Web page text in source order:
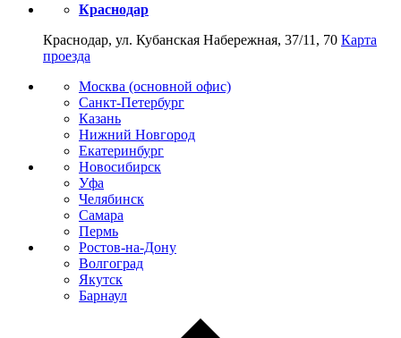
Краснодар
Краснодар, ул. Кубанская Набережная, 37/11, 70 Карта
проезда
Москва (основной офис)
Санкт-Петербург
Казань
Нижний Новгород
Екатеринбург
Новосибирск
Уфа
Челябинск
Самара
Пермь
Ростов-на-Дону
Волгоград
Якутск
Барнаул